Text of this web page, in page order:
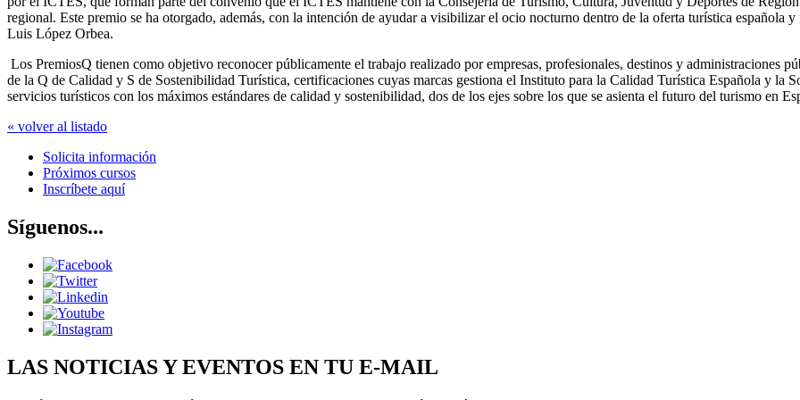
regional. Este premio se ha otorgado, además, con la intención de ayudar a visibilizar el ocio nocturno dentro de la oferta turística española
Luis López Orbea.
Los PremiosQ tienen como objetivo reconocer públicamente el trabajo realizado por empresas, profesionales, destinos y administraciones
de la Q de Calidad y S de Sostenibilidad Turística, certificaciones cuyas marcas gestiona el Instituto para la Calidad Turística Española y la
servicios turísticos con los máximos estándares de calidad y sostenibilidad, dos de los ejes sobre los que se asienta el futuro del turismo en
« volver al listado
Solicita información
Próximos cursos
Inscríbete aquí
Síguenos...
LAS NOTICIAS Y EVENTOS EN TU E-MAIL